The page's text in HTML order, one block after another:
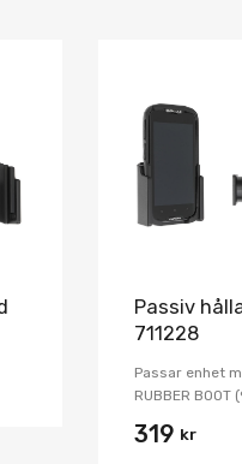
Passiv
711228
Passar enhet
RUBBER BOOT
319 kr